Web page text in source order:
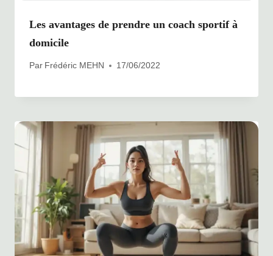
Les avantages de prendre un coach sportif à
domicile
Par Frédéric MEHN 17/06/2022